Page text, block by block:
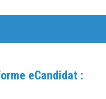
eCandidat :